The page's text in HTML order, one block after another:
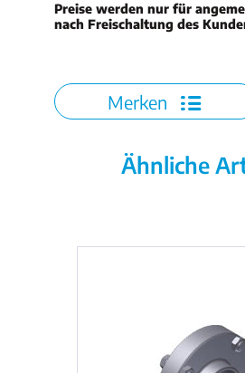
Preise werden nur für
nach Freischaltung des
Merken
Ähnliche